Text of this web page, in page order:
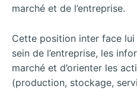
marché et de l’entreprise.
Cette position inter face
sein de l’entreprise, les
marché et d’orienter les
(production, stockage,